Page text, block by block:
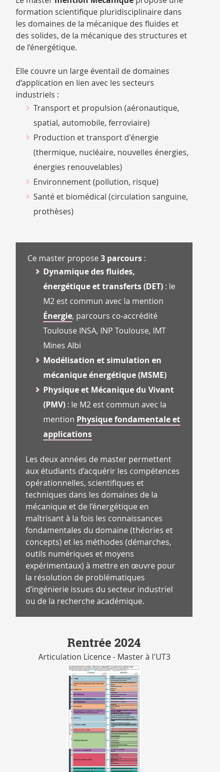
CATALOGUE
DES
FORMATIONS
formation scientifique pluridisciplinaire dans
les domaines de la mécanique des fluides et
des solides, de la mécanique des structures et
de l’énergétique.
Elle couvre un large éventail de domaines
d’application en lien avec les secteurs
industriels :
Transport et propulsion (aéronautique,
spatial, automobile, ferroviaire)
Production et transport d'énergie
(thermique, nucléaire, nouvelles énergies,
énergies renouvelables)
Environnement (pollution, risque)
Santé et biomédical (circulation sanguine,
prothèses)
Ce master propose 3 parcours :
Dynamique des fluides,
énergétique et transferts (DET): le
M2 est commun avec la mention
Énergie, parcours co-accrédité
Toulouse INSA, INP Toulouse, IMT
Mines Albi
Modélisation et simulation en
mécanique énergétique (MSME)
Physique et Mécanique du Vivant
(PMV): le M2 est commun avec la
mention Physique fondamentale et
applications
Les deux années de master permettent
aux étudiants d’acquérir les compétences
opérationnelles, scientifiques et
techniques dans les domaines de la
mécanique et de l’énergétique en
maîtrisant à la fois les connaissances
fondamentales du domaine (théories et
concepts) et les méthodes (démarches,
outils numériques et moyens
expérimentaux) à mettre en œuvre pour
la résolution de problématiques
d’ingénierie issues du secteur industriel
ou de la recherche académique.
Rentrée 2024
Articulation Licence - Master à l'UT3